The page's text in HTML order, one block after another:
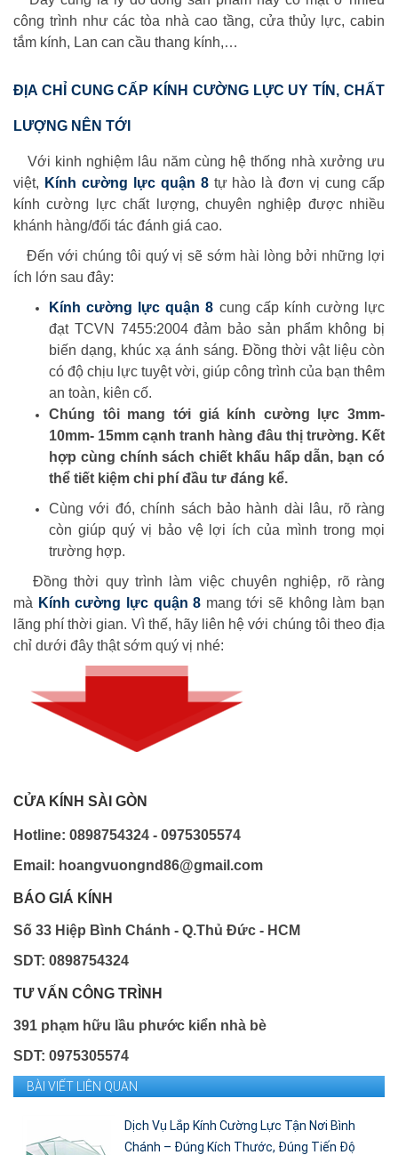
công trình như các tòa nhà cao tầng, cửa thủy lực, cabin
tắm kính, Lan can cầu thang kính,…
ĐỊA CHỈ CUNG CẤP KÍNH CƯỜNG LỰC UY TÍN, CHẤT
LƯỢNG NÊN TỚI
Với kinh nghiệm lâu năm cùng hệ thống nhà xưởng ưu
việt, Kính cường lực quận 8 tự hào là đơn vị cung cấp
kính cường lực chất lượng, chuyên nghiệp được nhiều
khánh hàng/đối tác đánh giá cao.
Đến với chúng tôi quý vị sẽ sớm hài lòng bởi những lợi
ích lớn sau đây:
Kính cường lực quận 8 cung cấp kính cường lực
đạt TCVN 7455:2004 đảm bảo sản phẩm không bị
biến dạng, khúc xạ ánh sáng. Đồng thời vật liệu còn
có độ chịu lực tuyệt vời, giúp công trình của bạn thêm
an toàn, kiên cố.
Chúng tôi mang tới giá kính cường lực 3mm-
10mm- 15mm cạnh tranh hàng đâu thị trường. Kết
hợp cùng chính sách chiết khấu hấp dẫn, bạn có
thể tiết kiệm chi phí đầu tư đáng kể.
Cùng với đó, chính sách bảo hành dài lâu, rõ ràng
còn giúp quý vị bảo vệ lợi ích của mình trong mọi
trường hợp.
Đồng thời quy trình làm việc chuyên nghiệp, rõ ràng
mà Kính cường lực quận 8 mang tới sẽ không làm bạn
lãng phí thời gian. Vì thế, hãy liên hệ với chúng tôi theo địa
chỉ dưới đây thật sớm quý vị nhé:
CỬA KÍNH SÀI GÒN
Hotline: 0898754324 - 0975305574
Email: hoangvuongnd86@gmail.com
BÁO GIÁ KÍNH
Số 33 Hiệp Bình Chánh - Q.Thủ Đức - HCM
SDT: 0898754324
TƯ VẤN CÔNG TRÌNH
391 phạm hữu lầu phước kiển nhà bè
SDT: 0975305574
BÀI VIẾT LIÊN QUAN
Dịch Vụ Lắp Kính Cường Lực Tận Nơi Bình
Chánh – Đúng Kích Thước, Đúng Tiến Độ